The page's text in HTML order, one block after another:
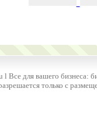
для вашего бизнеса:
только с